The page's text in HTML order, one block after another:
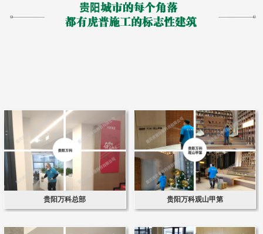
贵阳万科总部 贵阳万科观山甲第